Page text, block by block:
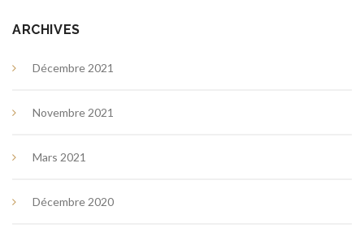
ARCHIVES
Décembre 2021
Novembre 2021
Mars 2021
Décembre 2020